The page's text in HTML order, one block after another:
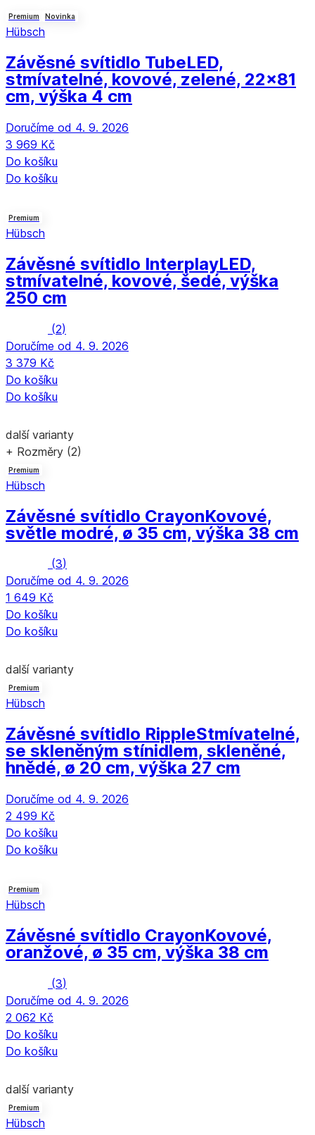
Premium Novinka
Hübsch
Závěsné svítidlo TubeLED,
stmívatelné, kovové, zelené, 22x81
cm, výška 4 cm
Doručíme od 4. 9. 2026
3 969 Kč
Do košíku
Do košíku
Premium
Hübsch
Závěsné svítidlo InterplayLED,
stmívatelné, kovové, šedé, výška
250 cm
(2)
Doručíme od 4. 9. 2026
3 379 Kč
Do košíku
Do košíku
další varianty
+ Rozměry (2)
Premium
Hübsch
Závěsné svítidlo CrayonKovové,
světle modré, ø 35 cm, výška 38 cm
(3)
Doručíme od 4. 9. 2026
1 649 Kč
Do košíku
Do košíku
další varianty
Premium
Hübsch
Závěsné svítidlo RippleStmívatelné,
se skleněným stínidlem, skleněné,
hnědé, ø 20 cm, výška 27 cm
Doručíme od 4. 9. 2026
2 499 Kč
Do košíku
Do košíku
Premium
Hübsch
Závěsné svítidlo CrayonKovové,
oranžové, ø 35 cm, výška 38 cm
(3)
Doručíme od 4. 9. 2026
2 062 Kč
Do košíku
Do košíku
další varianty
Premium
Hübsch